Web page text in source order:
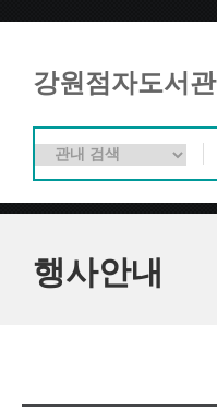
강원점자도서관
행사안내